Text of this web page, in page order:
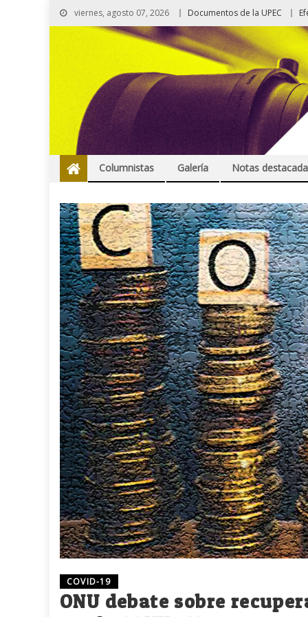
viernes, agosto 07, 2026 Documentos de la UPEC
Columnistas Galería Notas
COVID-19
ONU debate sobre